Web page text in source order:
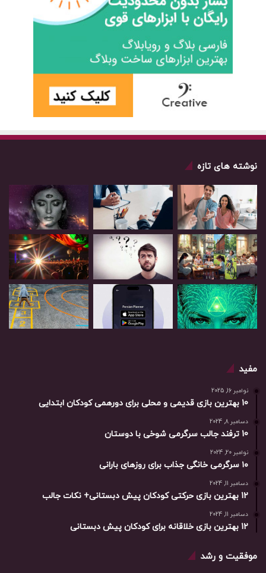
نوشته های تازه
مفید
نوامبر 16, 2025
10 بهترین بازی‌ قدیمی و محلی برای دورهمی کودکان ابتدایی
دسامبر 8, 2024
10 ترفند جالب سرگرمی شوخی با دوستان
نوامبر 20, 2024
۱۰ سرگرمی خانگی جذاب برای روزهای بارانی
دسامبر 11, 2024
12 بهترین بازی حرکتی کودکان پیش دبستانی+ نکات جالب
دسامبر 11, 2024
12 بهترین بازی خلاقانه برای کودکان پیش دبستانی
موفقیت و رشد